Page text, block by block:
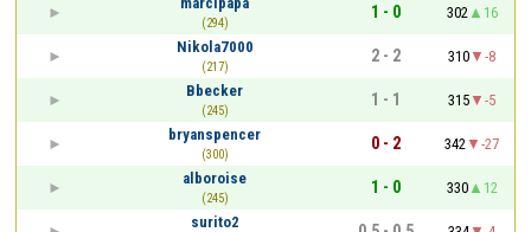
(294)
1 - 0 302
16
Nikola7000
(217)
2 - 2 310
-8
Bbecker
(245)
1 - 1 315
-5
bryanspencer
(300)
0 - 2 342
-27
alboroise
(245)
1 - 0 330
12
surito2